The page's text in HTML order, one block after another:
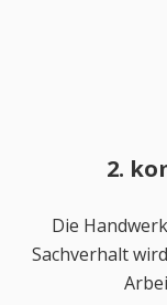
2.
Die
Sachverhalt